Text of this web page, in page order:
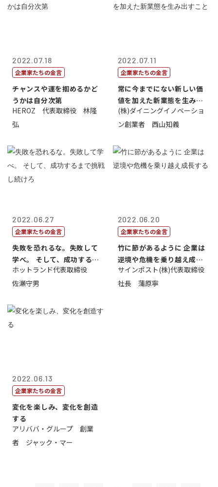
2022.07.18
企業家たちの金言
チャンスや運を掴めるかど
うかは自分次第
HEROZ 代表取締役 林隆
弘
2022.07.11
企業家たちの金言
常に今までにない新しい価
値を加えた新業態を生み出
すこと
(株)ダイニングイノベーショ
ン創業者 西山知義
2022.06.27
企業家たちの金言
失敗を恐れるな。失敗して
学べ。 そして、成功するま
で挑戦し続...
ホットランド代表取締役
佐瀬守男
2022.06.20
企業家たちの金言
竹に節があるように 企業は
逆境や危機を乗り越え成長
する
サインポスト(株)代表取締役
社長 蒲原寧
2022.06.13
企業家たちの金言
変化を楽しみ、変化を創造
する
アリババ・グループ 創業
者 ジャック・マー